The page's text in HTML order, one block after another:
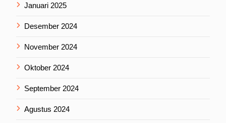
Januari 2025
Desember 2024
November 2024
Oktober 2024
September 2024
Agustus 2024